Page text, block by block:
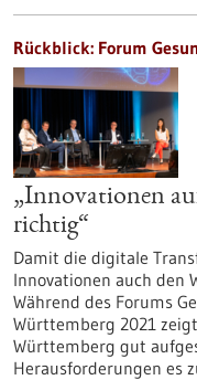
Rückblick: Forum
„Innovationen
richtig“
Damit die digitale
Innovationen auch den
Während des Forums
Württemberg 2021
Württemberg gut
Herausforderungen es